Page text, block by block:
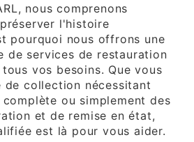
nous comprenons
l'histoire
pourquoi nous offrons une
de services de restauration
vos besoins. Que vous
de collection nécessitant
ou simplement des
et de remise en état,
est là pour vous aider.